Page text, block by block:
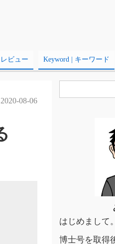
ビュー Keyword | キーワード
08-06
はじめまして。
博士号を取得